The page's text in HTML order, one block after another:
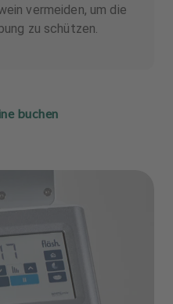
vermeiden, um die
zu schützen.
buchen